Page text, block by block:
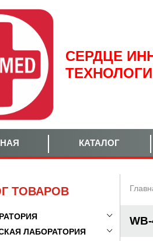
СЕРДЦЕ
КАТАЛОГ
ТОВАРОВ
ЛАБОРАТОРИЯ